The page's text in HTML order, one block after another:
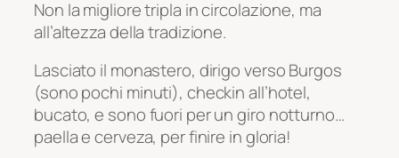
Non la migliore tripla in circolazione, ma
all’altezza della tradizione.
Lasciato il monastero, dirigo verso Burgos
(sono pochi minuti), checkin all’hotel,
bucato, e sono fuori per un giro notturno…
paella e cerveza, per finire in gloria!